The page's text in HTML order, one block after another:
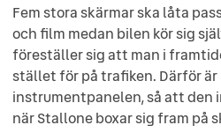
Fem stora skärmar ska låta
och film medan bilen kör sig
föreställer sig att man i
stället för på trafiken. Därför
instrumentpanelen, så att den
när Stallone boxar sig fram på